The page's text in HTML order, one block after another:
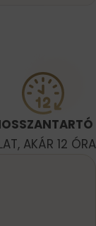
AKÁR 12 ÓRA